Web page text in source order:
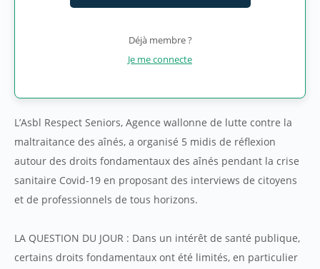
Déjà membre ?
Je me connecte
L’Asbl Respect Seniors, Agence wallonne de lutte contre la
maltraitance des aînés, a organisé 5 midis de réflexion
autour des droits fondamentaux des aînés pendant la crise
sanitaire Covid-19 en proposant des interviews de citoyens
et de professionnels de tous horizons.
LA QUESTION DU JOUR : Dans un intérêt de santé publique,
certains droits fondamentaux ont été limités, en particulier